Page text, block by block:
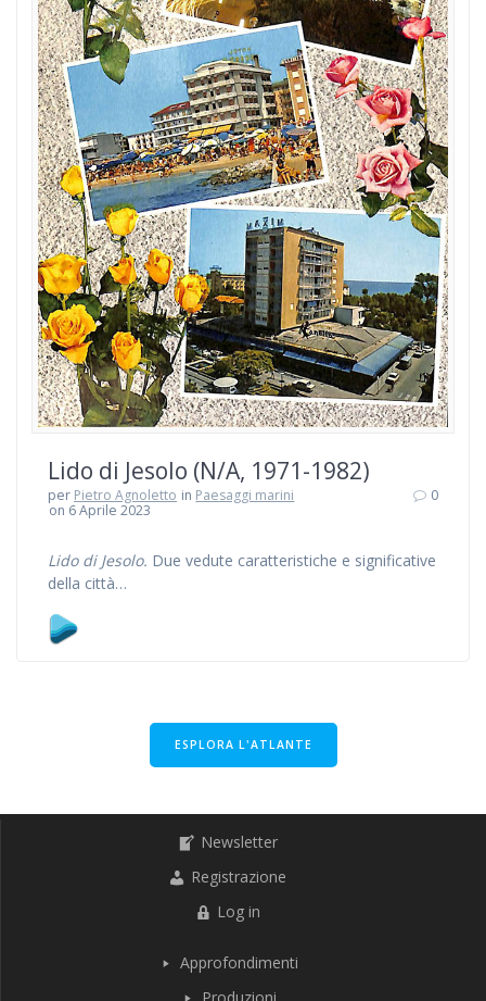
Lido di Jesolo (N/A, 1971-1982)
per Pietro Agnoletto in Paesaggi marini
on 6 Aprile 2023
0
Lido di Jesolo. Due vedute caratteristiche e significative
della città…
ESPLORA L'ATLANTE
Newsletter
Registrazione
Log in
Approfondimenti